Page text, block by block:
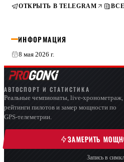
ОТКРЫТЬ В TELEGRAM
ИНФОРМАЦИЯ
8 мая 2026 г.
АВТОСПОРТ И СТАТИСТИКА
Реальные чемпионаты, live-хронометраж,
рейтинги пилотов и замер мощности по
GPS-телеметрии.
ЗАМЕРИТЬ
Запись в